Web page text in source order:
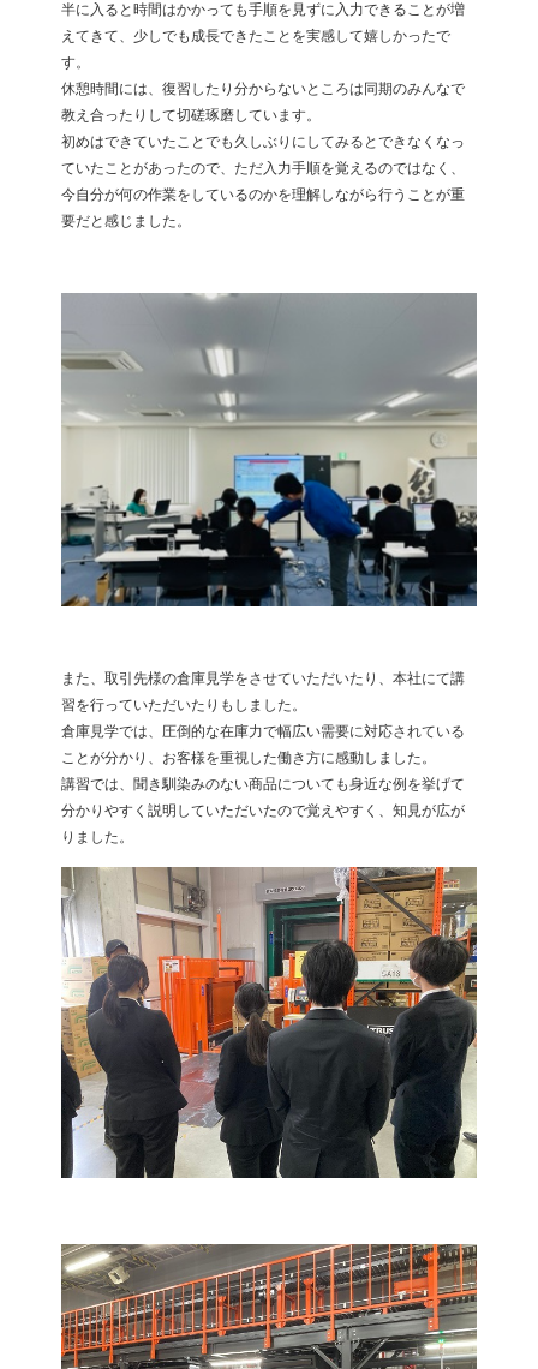
半に入ると時間はかかっても手順を見ずに入力できることが増
えてきて、少しでも成長できたことを実感して嬉しかったで
す。
休憩時間には、復習したり分からないところは同期のみんなで
教え合ったりして切磋琢磨しています。
初めはできていたことでも久しぶりにしてみるとできなくなっ
ていたことがあったので、ただ入力手順を覚えるのではなく、
今自分が何の作業をしているのかを理解しながら行うことが重
要だと感じました。
また、取引先様の倉庫見学をさせていただいたり、本社にて講
習を行っていただいたりもしました。
倉庫見学では、圧倒的な在庫力で幅広い需要に対応されている
ことが分かり、お客様を重視した働き方に感動しました。
講習では、聞き馴染みのない商品についても身近な例を挙げて
分かりやすく説明していただいたので覚えやすく、知見が広が
りました。